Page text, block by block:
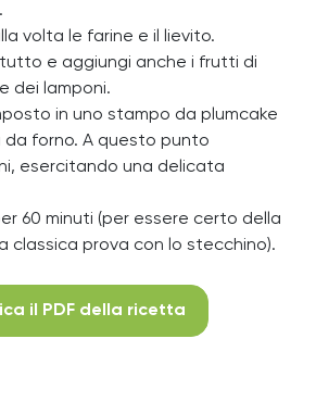
volta le farine e il lievito.
e aggiungi anche i frutti di
dei lamponi.
in uno stampo da plumcake
forno. A questo punto
esercitando una delicata
60 minuti (per essere certo della
classica prova con lo stecchino).
il PDF della ricetta